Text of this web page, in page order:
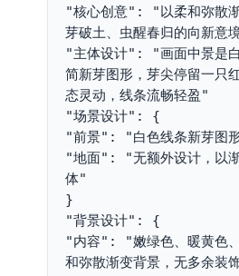
"核心创意": "以柔和弥散
芽破土、虫醒春归的向新意
"主体设计": "画面中景是
简新芽图形，芽尖停留一只
态灵动，线条流畅轻盈"
"场景设计": {
"前景": "白色线条新芽图
"地面": "无额外设计，以
体"
}
"背景设计": {
"内容": "嫩绿色、暖黄色
和弥散渐变背景，无多余装